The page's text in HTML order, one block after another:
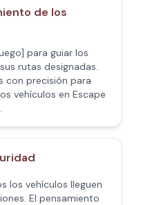
de los
para guiar los
rutas designadas.
con precisión para
vehículos en Escape
los vehículos lleguen
El pensamiento